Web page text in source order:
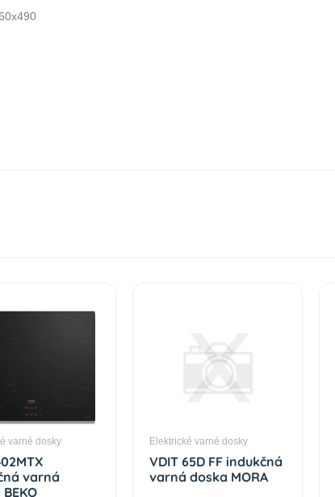
varné dosky
varná
Elektrické varné dosky
VDIT 65D FF indukčná
varná doska MORA